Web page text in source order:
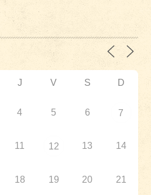
J V S D
4 5 6 7
11 12 13 14
18 19 20 21